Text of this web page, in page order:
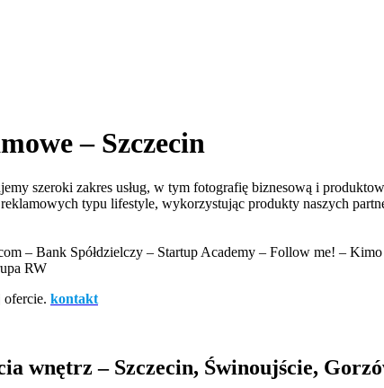
– Szczecin
szeroki zakres usług, w tym fotografię biznesową i
typu lifestyle, wykorzystując produkty naszych
– Bank Spółdzielczy – Startup Academy – Follow me! –
RW
ofercie. kontakt
wnętrz – Szczecin, Świnoujście,